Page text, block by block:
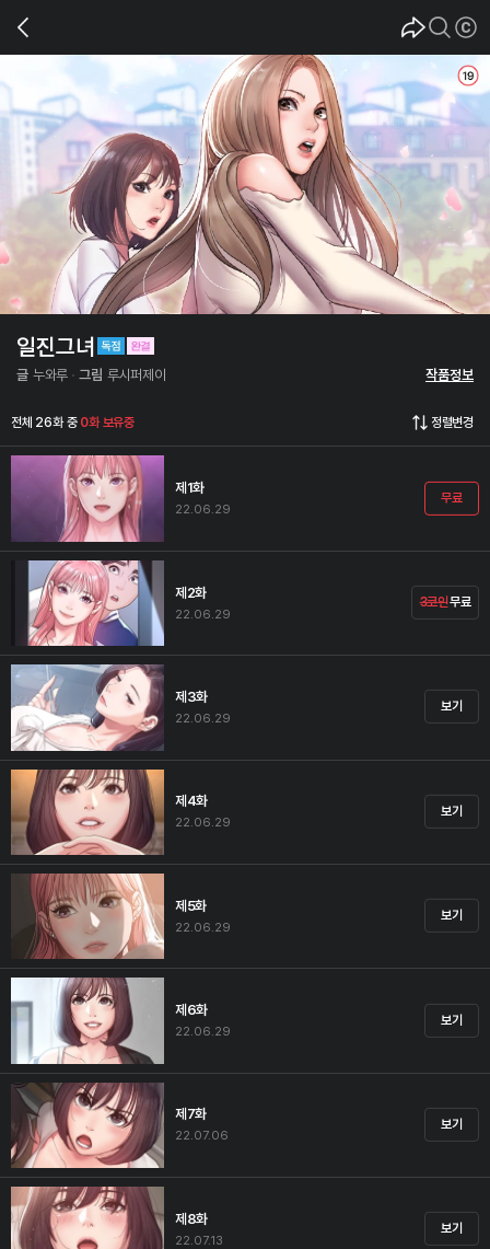
일진그녀
글 누와루 그림 루시퍼제이 작품정보
전체 26화 중 0화 보유중 정렬변경
제1화
22.06.29
무료
제2화
22.06.29
3코인무료
제3화
22.06.29
보기
제4화
22.06.29
보기
제5화
22.06.29
보기
제6화
22.06.29
보기
제7화
22.07.06
보기
제8화
22.07.13
보기